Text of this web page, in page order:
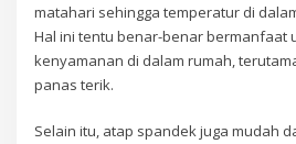
matahari sehingga temperatur di
Hal ini tentu benar-benar bermanfaat
kenyamanan di dalam rumah,
panas terik.
Selain itu, atap spandek juga mudah